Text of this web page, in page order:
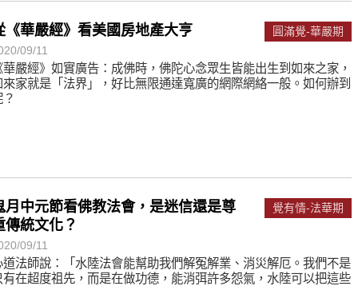
《華嚴經》看美國房地產大亨
09/11
華嚴經》如實廣告：成佛時，佛陀心念眾生皆能出生到如來之家，
來家就是「法界」，好比無限通達寬廣的網際網絡一般。如何辦到
圓滿覺-華嚴期
月中元節看佛教法會，是迷信還是尊
傳統文化？
09/11
道法師說：「水陸法會能幫助我們解冤解業、消災解厄。我們不是
有在超度祖先，而是在做功德，能消弭許多怨氣，水陸可以把這些
覺有情-法華期